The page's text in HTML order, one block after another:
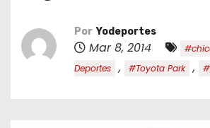
Por Yodeportes
Mar 8, 2014
Deportes
, #Toyota Park ,